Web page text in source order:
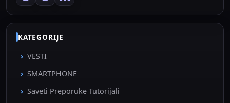
KATEGORIJE
VESTI
SMARTPHONE
Saveti Preporuke Tutorijali